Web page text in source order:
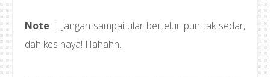
Note | Jangan sampai ular bertelur pun tak sedar,
dah kes naya! Hahahh..